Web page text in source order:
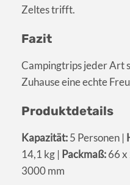
Zeltes trifft.
Fazit
Campingtrips jeder Art
Zuhause eine echte
Produktdetails
Kapazität:5 Personen |
14,1 kg | Packmaß:66 x
3000 mm